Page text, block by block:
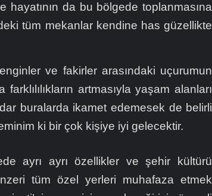
hayatının da bu bölgede toplanmasına
tüm mekanlar kendine has güzellikte
ve fakirler arasındaki uçurumun
artmasıyla yaşam alanları
buralarda ikamet edemesek de belirli
ki bir çok kişiye iyi gelecektir.
ayrı ayrı özellikler ve şehir kültürü
tüm özel yerleri muhafaza etmek